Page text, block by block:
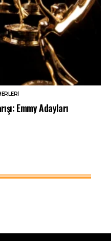
Emmy Adayları